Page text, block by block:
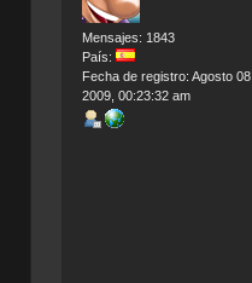
Mensajes: 1843
País:
Fecha de registro: Agosto 08,
2009, 00:23:32 am